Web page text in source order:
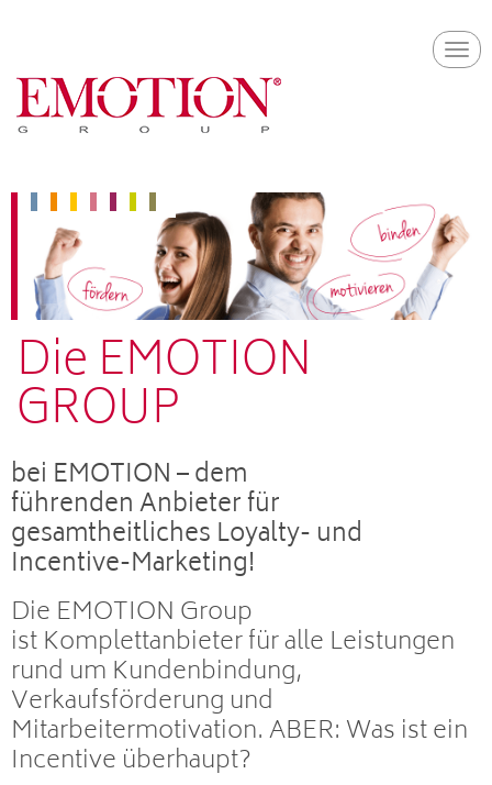
main
content
Die EMOTION
GROUP
bei EMOTION – dem
führenden Anbieter für
gesamtheitliches Loyalty- und
Incentive-Marketing!
Die EMOTION Group
ist Komplettanbieter für alle Leistungen
rund um Kundenbindung,
Verkaufsförderung und
Mitarbeitermotivation. ABER: Was ist ein
Incentive überhaupt?